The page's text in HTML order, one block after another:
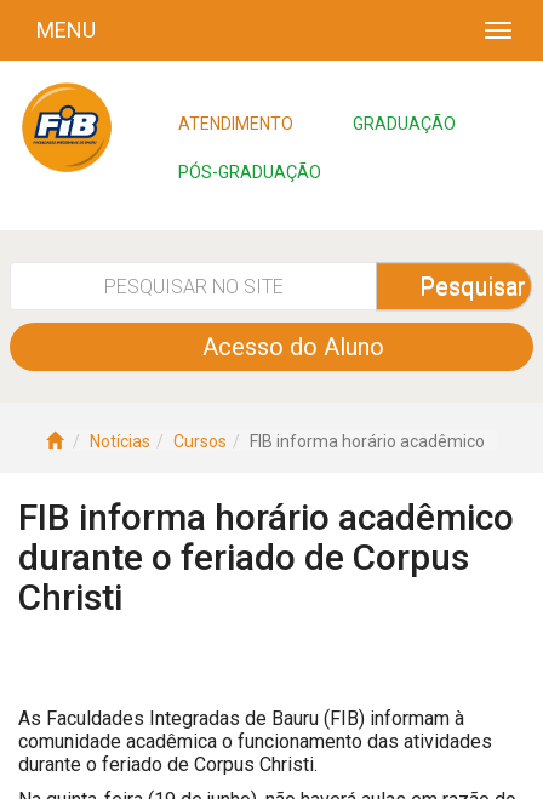
MENU
ATENDIMENTO GRADUAÇÃO
PÓS-GRADUAÇÃO
Pesquisar
Acesso do Aluno
Notícias Cursos FIB informa horário acadêmico
FIB informa horário acadêmico
durante o feriado de Corpus
Christi
As Faculdades Integradas de Bauru (FIB) informam à
comunidade acadêmica o funcionamento das atividades
durante o feriado de Corpus Christi.